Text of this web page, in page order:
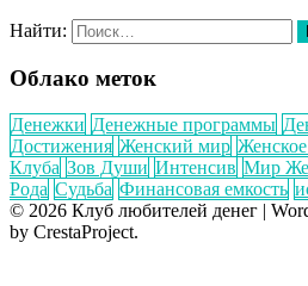
Найти:
Облако меток
Денежки Денежные программы
Достижения Женский мир
Клуба Зов Души Интенсив Мир
Рода Судьба Финансовая емкость
© 2026 Клуб любителей денег |
by CrestaProject.